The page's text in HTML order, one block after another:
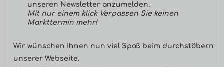
unseren Newsletter anzumelden.
Mit nur einem klick Verpassen Sie keinen
Markttermin mehr!
Wir wünschen Ihnen nun viel Spaß beim durchstöbern
unserer Webseite.